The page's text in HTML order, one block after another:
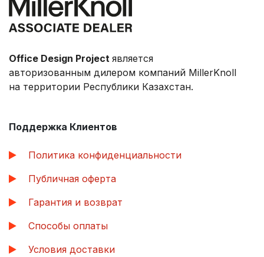
Office Design Project является
авторизованным дилером компаний MillerKnoll
на территории Республики Казахстан.
Поддержка Клиентов
Политика конфиденциальности
Публичная оферта
Гарантия и возврат
Способы оплаты
Условия доставки